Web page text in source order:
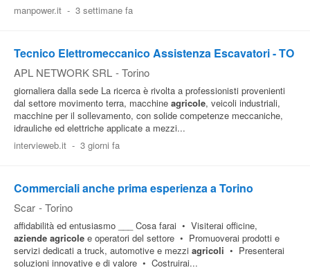
manpower.it - 3 settimane fa
Tecnico Elettromeccanico Assistenza Escavatori - TO
APL NETWORK SRL - Torino
giornaliera dalla sede La ricerca è rivolta a professionisti provenienti
dal settore movimento terra, macchine agricole, veicoli industriali,
macchine per il sollevamento, con solide competenze meccaniche,
idrauliche ed elettriche applicate a mezzi...
intervieweb.it - 3 giorni fa
Commerciali anche prima esperienza a Torino
Scar - Torino
affidabilità ed entusiasmo ___ Cosa farai • Visiterai officine,
aziende agricole e operatori del settore • Promuoverai prodotti e
servizi dedicati a truck, automotive e mezzi agricoli • Presenterai
soluzioni innovative e di valore • Costruirai...